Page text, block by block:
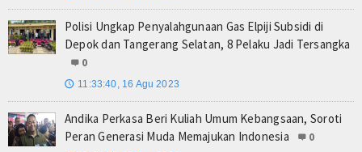
Polisi Ungkap Penyalahgunaan Gas Elpiji Subsidi di
Depok dan Tangerang Selatan, 8 Pelaku Jadi Tersangka
0
🕔 11:33:40, 16 Agu 2023
Andika Perkasa Beri Kuliah Umum Kebangsaan, Soroti
Peran Generasi Muda Memajukan Indonesia
0